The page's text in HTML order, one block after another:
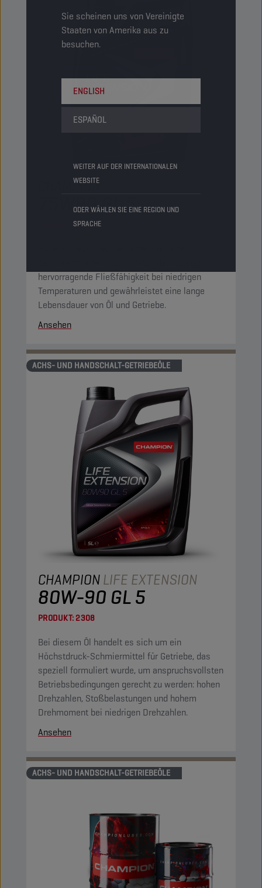
Sie scheinen uns von Vereinigte
Staaten von Amerika aus zu
besuchen.
ENGLISH
ESPAÑOL
WEITER AUF DER INTERNATIONALEN
WEBSITE
ODER WÄHLEN SIE EINE REGION UND
SPRACHE
CHAMPION
75W90 GL 5
PRODUKT:2209
hervorragende Fließfähigkeit bei niedrigen
Temperaturen und gewährleistet eine lange
Lebensdauer von Öl und Getriebe.
Ansehen
ACHS- UND HANDSCHALT-GETRIEBEÖLE
CHAMPIONLIFE EXTENSION
80W-90 GL 5
PRODUKT:2308
Bei diesem Öl handelt es sich um ein
Höchstdruck-Schmiermittel für Getriebe, das
speziell formuliert wurde, um anspruchsvollsten
Betriebsbedingungen gerecht zu werden: hohen
Drehzahlen, Stoßbelastungen und hohem
Drehmoment bei niedrigen Drehzahlen.
Ansehen
ACHS- UND HANDSCHALT-GETRIEBEÖLE